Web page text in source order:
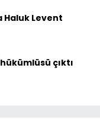
Haluk Levent
çıktı